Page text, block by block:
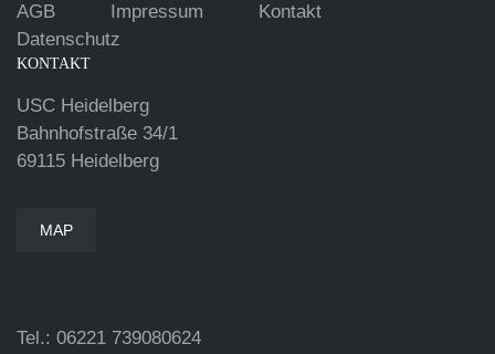
AGB Impressum
Kontakt
Datenschutz
KONTAKT
USC Heidelberg
Bahnhofstraße 34/1
69115 Heidelberg
MAP
Tel.: 06221 739080624